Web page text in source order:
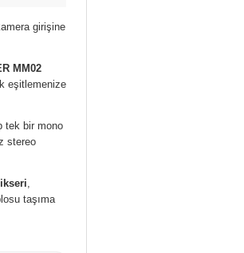
girişine
MM02
eşitlemenize
tek bir mono
stereo
,
taşıma